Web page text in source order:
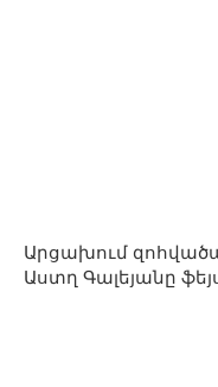
Արցախում
Աստղ Գալեյանը